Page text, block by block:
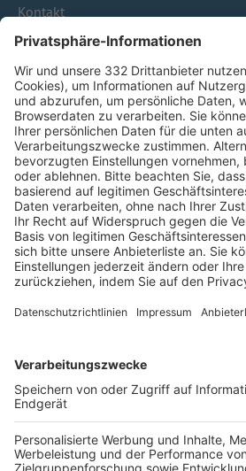
Kontakt
HÄUFIG BESUCHTE SEITEN
Pässe und Vereinswechsel
Trainerausbildung
Schulungsangebot Vereinsmitarbeiter
BFV-Geschäftsstellen
Trainerbörse
Login SpielPlus
FOLGE DEM BFV
TOP-VEREINE